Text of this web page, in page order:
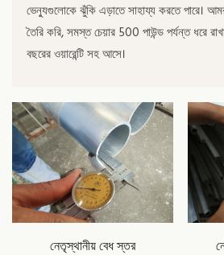
ভেন্যুগুলোকে ঝুঁকি এড়াতে সাহায্য করতে পারে।
তৈরি করি, সমস্ত চেয়ার 500 পাউন্ড পর্যন্ত ধরে
বছরের ওয়ারেন্টি সহ আসে।
নেতৃস্থানীয় বেধ স্তর